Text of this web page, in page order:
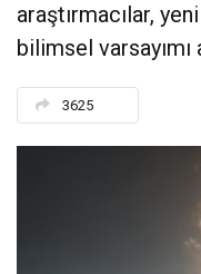
araştırmacılar,
bilimsel
3625